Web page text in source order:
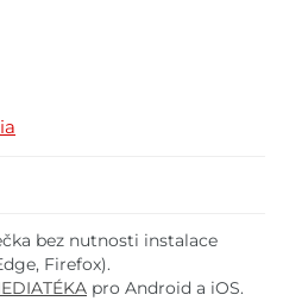
bez nutnosti instalace
Firefox).
pro Android a iOS.